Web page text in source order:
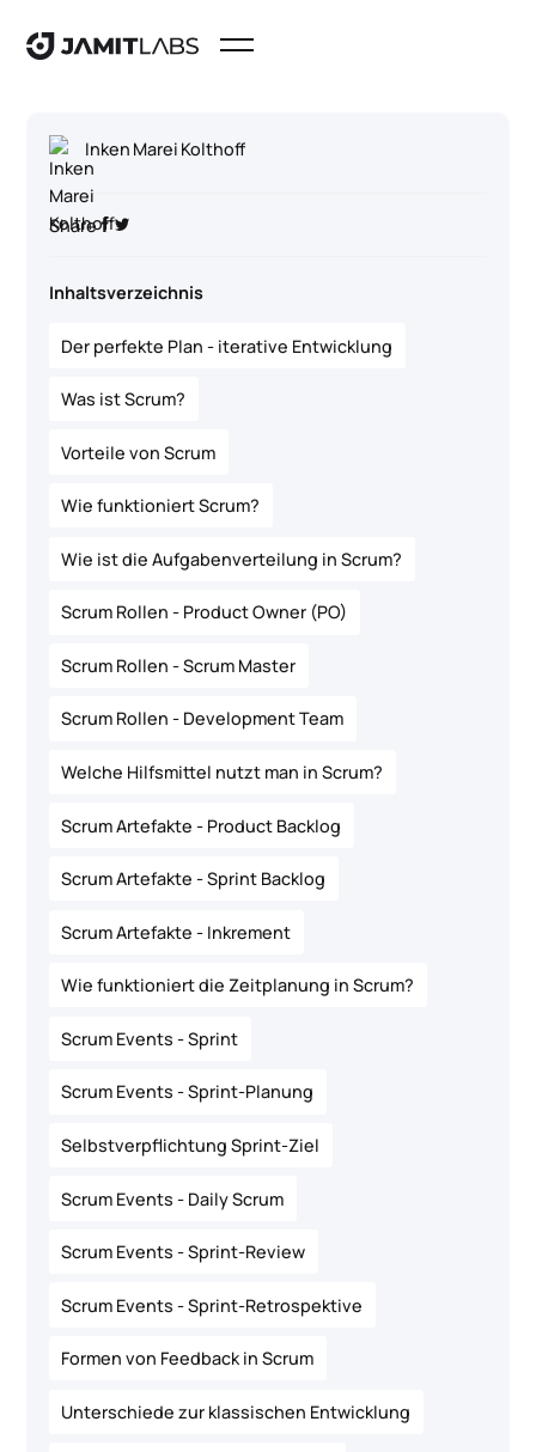
Inken Marei Kolthoff
Share
Inhaltsverzeichnis
Der perfekte Plan - iterative Entwicklung
Was ist Scrum?
Vorteile von Scrum
Wie funktioniert Scrum?
Wie ist die Aufgabenverteilung in Scrum?
Scrum Rollen - Product Owner (PO)
Scrum Rollen - Scrum Master
Scrum Rollen - Development Team
Welche Hilfsmittel nutzt man in Scrum?
Scrum Artefakte - Product Backlog
Scrum Artefakte - Sprint Backlog
Scrum Artefakte - Inkrement
Wie funktioniert die Zeitplanung in Scrum?
Scrum Events - Sprint
Scrum Events - Sprint-Planung
Selbstverpflichtung Sprint-Ziel
Scrum Events - Daily Scrum
Scrum Events - Sprint-Review
Scrum Events - Sprint-Retrospektive
Formen von Feedback in Scrum
Unterschiede zur klassischen Entwicklung